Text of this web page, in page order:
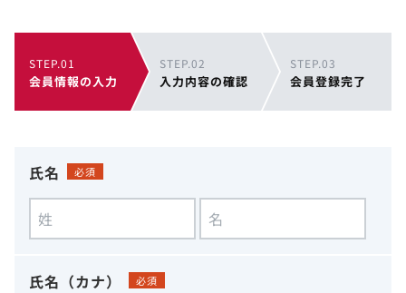
STEP.01
会員情報の入力
STEP.02
入力内容の確認
STEP.03
会員登録完了
氏名 必須
氏名（カナ） 必須